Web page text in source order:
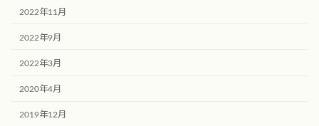
2022年11月
2022年9月
2022年3月
2020年4月
2019年12月